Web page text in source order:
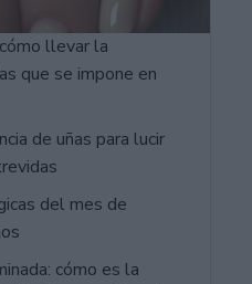
llevar la
que se impone en
de uñas para lucir
del mes de
cómo es la